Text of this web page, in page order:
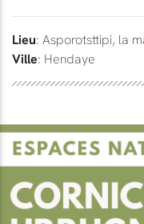
Lieu: Asporotsttipi, la
Ville: Hendaye